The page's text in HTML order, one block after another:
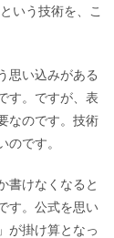
いう技術を、こ
思い込みがある
す。ですが、表
なのです。技術
です。
書けなくなると
す。公式を思い
が掛け算となっ